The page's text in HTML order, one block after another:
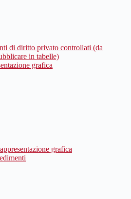
di diritto privato controllati (da
in tabelle)
grafica
grafica